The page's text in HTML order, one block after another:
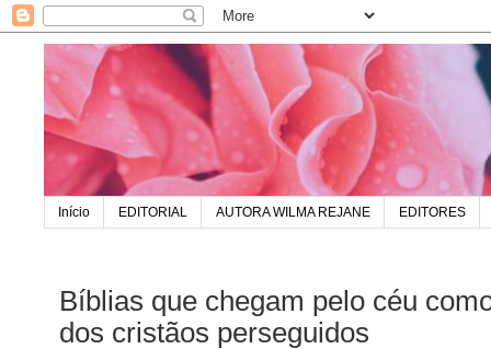
Início EDITORIAL AUTORA WILMA REJANE EDITORES
Bíblias que chegam pelo céu
dos cristãos perseguidos